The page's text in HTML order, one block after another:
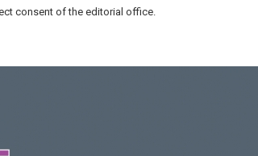
consent of the editorial office.